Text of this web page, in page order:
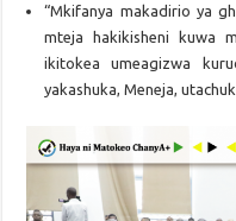
“Mkifanya makadirio ya
mteja hakikisheni kuwa
ikitokea umeagizwa
yakashuka, Meneja,